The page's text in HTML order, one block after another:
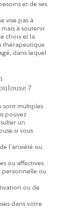
et de ses
vise pas à
mais à soutenir
choix et la
thérapeutique
dans lequel
?
sont multiples
pouvez
un
si vous
l’anxiété ou
ou affectives
ou
ou de
dans votre